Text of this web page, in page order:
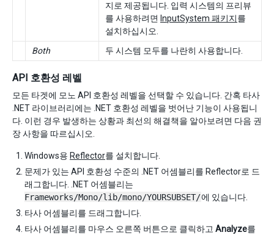
지로 제공됩니다. 입력 시스템의 프리뷰
를 사용하려면 InputSystem 패키지를
설치하십시오.
Both
두 시스템 모두를 나란히 사용합니다.
API 호환성 레벨
모든 타겟에 모노 API 호환성 레벨을 선택할 수 있습니다. 간혹 타사
.NET 라이브러리에는 .NET 호환성 레벨을 벗어난 기능이 사용됩니
다. 이런 경우 발생하는 상황과 최선의 해결책을 알아보려면 다음 권
장 사항을 따르십시오.
Windows용 Reflector를 설치합니다.
문제가 있는 API 호환성 수준의 .NET 어셈블리를 Reflector로 드
래그합니다. .NET 어셈블리는
Frameworks/Mono/lib/mono/YOURSUBSET/에 있습니다.
타사 어셈블리를 드래그합니다.
타사 어셈블리를 마우스 오른쪽 버튼으로 클릭하고 Analyze를